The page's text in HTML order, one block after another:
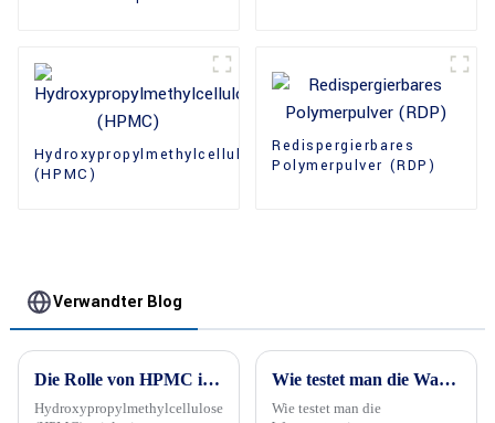
Hydroxypropylmethylcellulose
(HPMC)
Redispergierbares
Polymerpulver (RDP)
Verwandter Blog
Die Rolle von HPMC in Trockenmörtel
Hydroxypropylmethylcellulose
Wie testet man die Wasserretention von Hydroxypropylmethylcellulose?
Wie testet man die